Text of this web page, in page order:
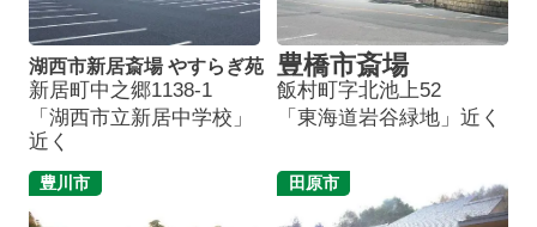
湖西市新居斎場 やすらぎ苑
新居町中之郷1138-1
「湖西市立新居中学校」
近く
豊橋市斎場
飯村町字北池上52
「東海道岩谷緑地」近く
豊川市 田原市